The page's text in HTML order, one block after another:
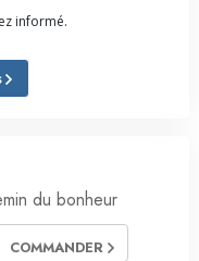
informé.
du bonheur
COMMANDER